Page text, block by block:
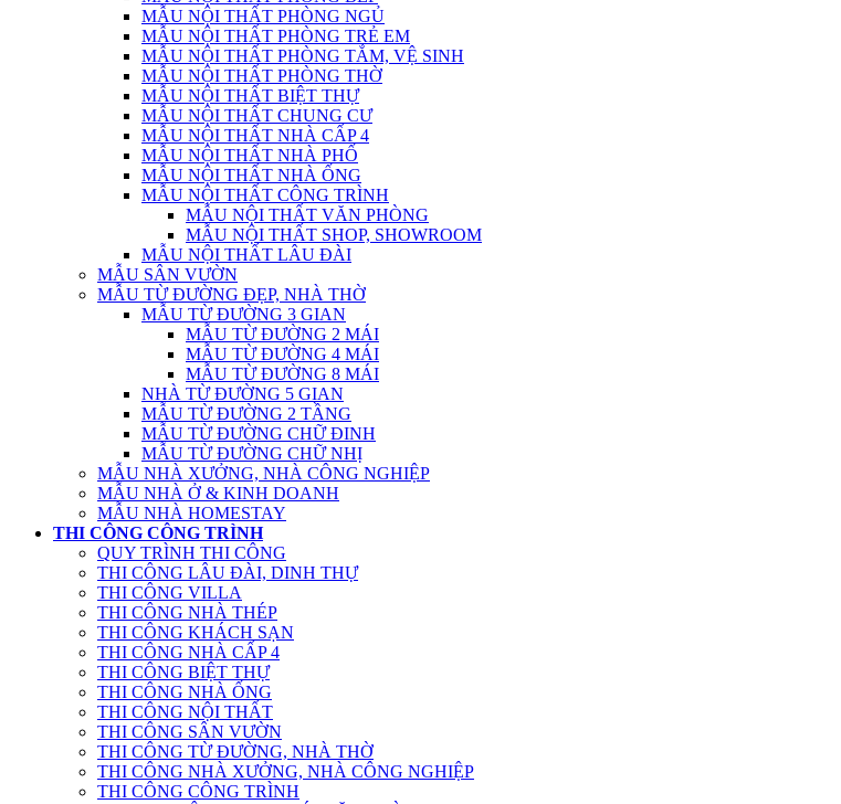
MẪU NỘI THẤT PHÒNG NGỦ
MẪU NỘI THẤT PHÒNG TRẺ EM
MẪU NỘI THẤT PHÒNG TẮM, VỆ SINH
MẪU NỘI THẤT PHÒNG THỜ
MẪU NỘI THẤT BIỆT THỰ
MẪU NỘI THẤT CHUNG CƯ
MẪU NỘI THẤT NHÀ CẤP 4
MẪU NỘI THẤT NHÀ PHỐ
MẪU NỘI THẤT NHÀ ỐNG
MẪU NỘI THẤT CÔNG TRÌNH
MẪU NỘI THẤT VĂN PHÒNG
MẪU NỘI THẤT SHOP, SHOWROOM
MẪU NỘI THẤT LÂU ĐÀI
MẪU SÂN VƯỜN
MẪU TỪ ĐƯỜNG ĐẸP, NHÀ THỜ
MẪU TỪ ĐƯỜNG 3 GIAN
MẪU TỪ ĐƯỜNG 2 MÁI
MẪU TỪ ĐƯỜNG 4 MÁI
MẪU TỪ ĐƯỜNG 8 MÁI
NHÀ TỪ ĐƯỜNG 5 GIAN
MẪU TỪ ĐƯỜNG 2 TẦNG
MẪU TỪ ĐƯỜNG CHỮ ĐINH
MẪU TỪ ĐƯỜNG CHỮ NHỊ
MẪU NHÀ XƯỞNG, NHÀ CÔNG NGHIỆP
MẪU NHÀ Ở & KINH DOANH
MẪU NHÀ HOMESTAY
THI CÔNG CÔNG TRÌNH
QUY TRÌNH THI CÔNG
THI CÔNG LÂU ĐÀI, DINH THỰ
THI CÔNG VILLA
THI CÔNG NHÀ THÉP
THI CÔNG KHÁCH SẠN
THI CÔNG NHÀ CẤP 4
THI CÔNG BIỆT THỰ
THI CÔNG NHÀ ỐNG
THI CÔNG NỘI THẤT
THI CÔNG SÂN VƯỜN
THI CÔNG TỪ ĐƯỜNG, NHÀ THỜ
THI CÔNG NHÀ XƯỞNG, NHÀ CÔNG NGHIỆP
THI CÔNG CÔNG TRÌNH